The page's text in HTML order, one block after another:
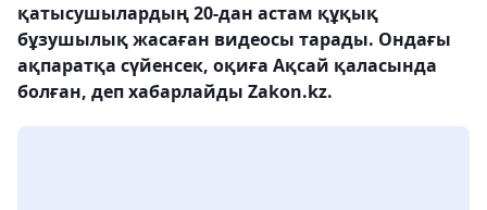
қатысушылардың 20-дан астам құқық
бұзушылық жасаған видеосы тарады. Ондағы
ақпаратқа сүйенсек, оқиға Ақсай қаласында
болған, деп хабарлайды Zakon.kz.